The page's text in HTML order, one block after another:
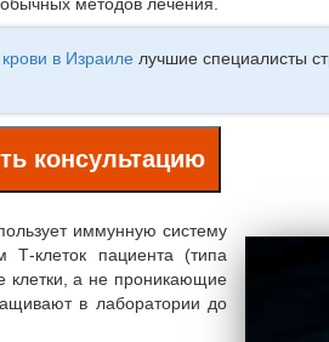
в Израиле лучшие специалисты
консультацию
иммунную систему
клеток пациента (типа
клетки, а не проникающие
в лаборатории до